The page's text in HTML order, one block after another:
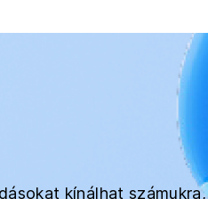
kínálhat számukra,